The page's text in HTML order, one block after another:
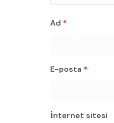
Ad *
E-posta *
İnternet sitesi